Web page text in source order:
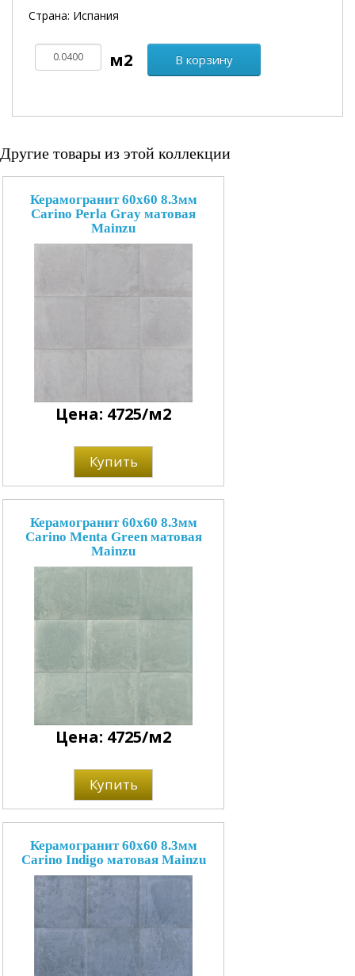
Страна: Испания
В корзину
Другие товары из этой коллекции
Керамогранит 60x60 8.3мм
Carino Perla Gray матовая
Mainzu
Цена: 4725/м2
Купить
Керамогранит 60x60 8.3мм
Carino Menta Green матовая
Mainzu
Цена: 4725/м2
Купить
Керамогранит 60x60 8.3мм
Carino Indigo матовая Mainzu